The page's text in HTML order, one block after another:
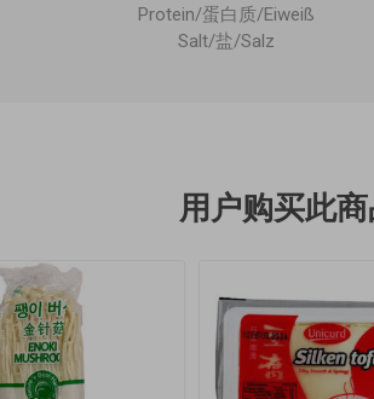
Protein/蛋白质/Eiweiß
Salt/盐/Salz
用户购买此